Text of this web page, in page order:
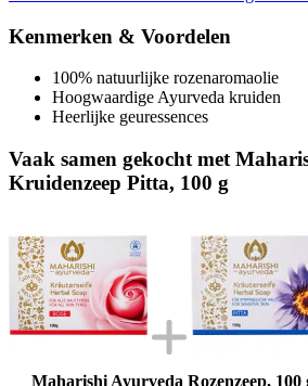
Kenmerken & Voordelen
100% natuurlijke rozenaromaolie
Hoogwaardige Ayurveda kruiden
Heerlijke geuressences
Vaak samen gekocht met
Kruidenzeep Pitta, 100 g
Maharishi Ayurveda Rozenzeep, 100